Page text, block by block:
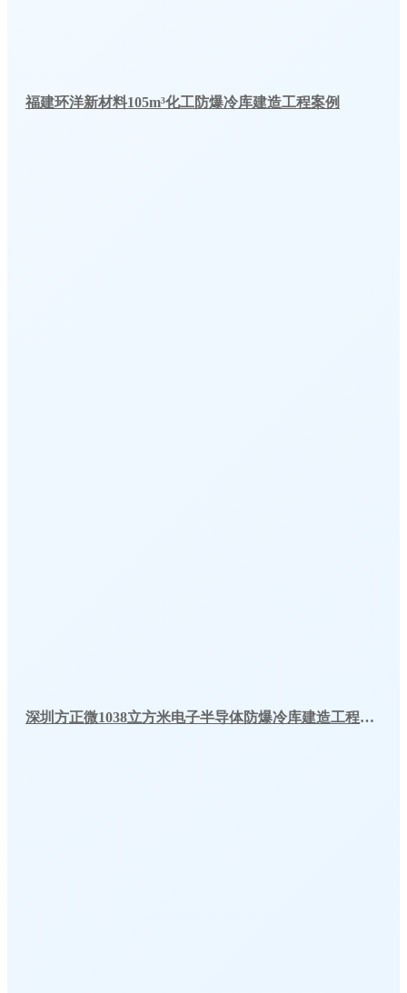
福建环洋新材料105m³化工防爆冷库建造工程案例
深圳方正微1038立方米电子半导体防爆冷库建造工程案例